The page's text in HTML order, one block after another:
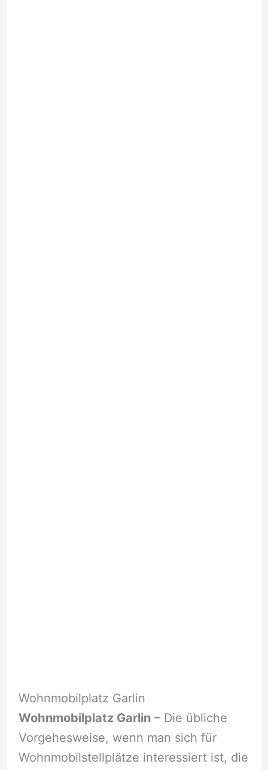
Wohnmobilplatz Garlin
Wohnmobilplatz Garlin– Die übliche
Vorgehesweise, wenn man sich für
Wohnmobilstellplätze interessiert ist, die